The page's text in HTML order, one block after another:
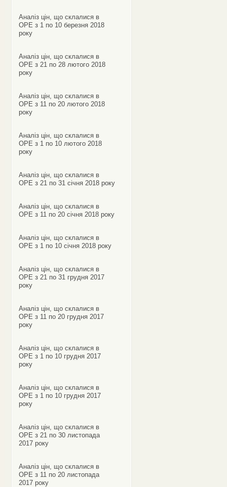
Аналіз цін, що склалися в
ОРЕ з 1 по 10 березня 2018
року
Аналіз цін, що склалися в
ОРЕ з 21 по 28 лютого 2018
року
Аналіз цін, що склалися в
ОРЕ з 11 по 20 лютого 2018
року
Аналіз цін, що склалися в
ОРЕ з 1 по 10 лютого 2018
року
Аналіз цін, що склалися в
ОРЕ з 21 по 31 січня 2018 року
Аналіз цін, що склалися в
ОРЕ з 11 по 20 січня 2018 року
Аналіз цін, що склалися в
ОРЕ з 1 по 10 січня 2018 року
Аналіз цін, що склалися в
ОРЕ з 21 по 31 грудня 2017
року
Аналіз цін, що склалися в
ОРЕ з 11 по 20 грудня 2017
року
Аналіз цін, що склалися в
ОРЕ з 1 по 10 грудня 2017
року
Аналіз цін, що склалися в
ОРЕ з 1 по 10 грудня 2017
року
Аналіз цін, що склалися в
ОРЕ з 21 по 30 листопада
2017 року
Аналіз цін, що склалися в
ОРЕ з 11 по 20 листопада
2017 року